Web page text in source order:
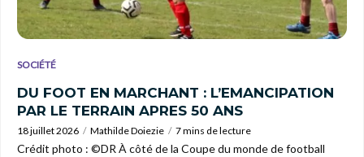
SOCIÉTÉ
DU FOOT EN MARCHANT : L’EMANCIPATION
PAR LE TERRAIN APRES 50 ANS
18 juillet 2026 Mathilde Doiezie 7 mins de lecture
Crédit photo : ©DR À côté de la Coupe du monde de football